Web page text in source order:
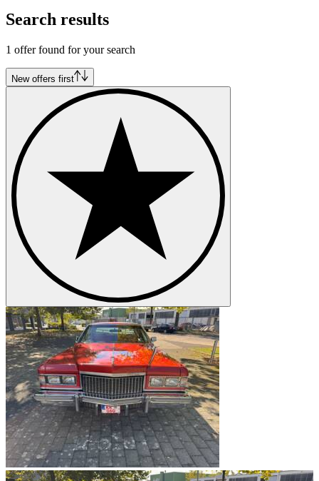
Cadillac Series 62
Cadillac Series 6300
Cadillac models
Cadillac Allanté
Cadillac Brougham
Cadillac Eldorado
Cadillac Fleetwood
Cadillac Series 353
Cadillac Series 60
Cadillac Series 62
Cadillac Series 75
Cadillac STS
Cadillac V-16
Cadillac V16
Search results
1 offer found for your search
New offers first